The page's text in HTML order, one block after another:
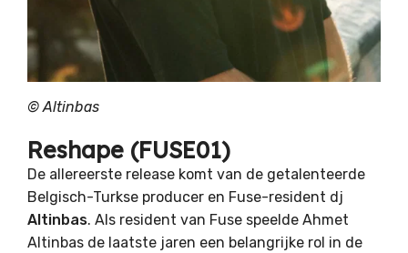
©Altinbas
Reshape (FUSE01)
De allereerste release komt van de getalenteerde
Belgisch-Turkse producer en Fuse-resident dj
Altinbas. Als resident van Fuse speelde Ahmet
Altinbas de laatste jaren een belangrijke rol in de